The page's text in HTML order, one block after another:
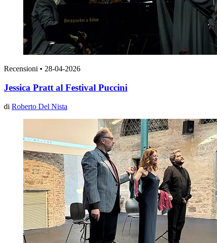
Recensioni • 28-04-2026
Jessica Pratt al Festival Puccini
di Roberto Del Nista